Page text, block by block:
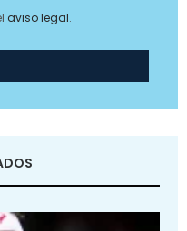
aviso legal.